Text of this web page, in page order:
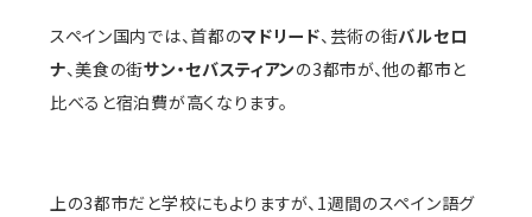
スペイン国内では、首都のマドリード、芸術の街バルセロ
ナ、美食の街サン・セバスティアンの3都市が、他の都市と
比べると宿泊費が高くなります。
上の3都市だと学校にもよりますが、1週間のスペイン語グ